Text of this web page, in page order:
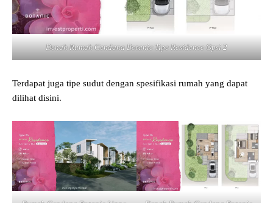
Denah Rumah Cendana Botanic Tipe Residence Opsi 2
Terdapat juga tipe sudut dengan spesifikasi rumah yang dapat
dilihat disini.